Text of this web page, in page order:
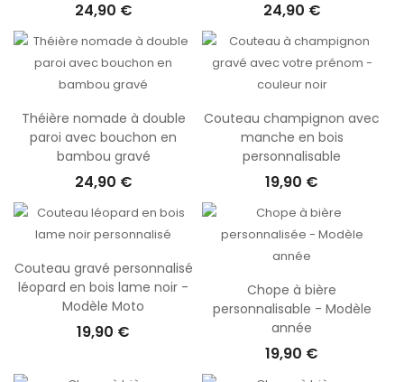
24,90 € 24,90 €
Théière nomade à double
paroi avec bouchon en
bambou gravé
24,90 €
Couteau champignon avec
manche en bois
personnalisable
19,90 €
Couteau gravé personnalisé
léopard en bois lame noir -
Modèle Moto
19,90 €
Chope à bière
personnalisable - Modèle
année
19,90 €